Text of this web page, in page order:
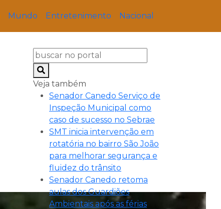
Mundo Entretenimento Nacional
Veja também
Senador Canedo Serviço de
Inspeção Municipal como
caso de sucesso no Sebrae
SMT inicia intervenção em
rotatória no bairro São João
para melhorar segurança e
fluidez do trânsito
Senador Canedo retoma
aulas dos Guardiões
Ambientais após as férias